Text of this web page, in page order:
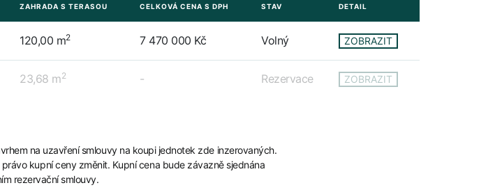
ZAHRADA S TERASOU CELKOVÁ CENA S DPH STAV DETAIL
120,00 m2 7 470 000 Kč Volný ZOBRAZIT
23,68 m2 - Rezervace ZOBRAZIT
na uzavření smlouvy na koupi jednotek zde inzerovaných.
kupní ceny změnit. Kupní cena bude závazně sjednána
rezervační smlouvy.